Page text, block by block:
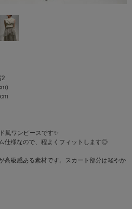
2
風ワンピースです✨
仕様なので、程よくフィットします◎
高級感ある素材です。スカート部分は軽やか